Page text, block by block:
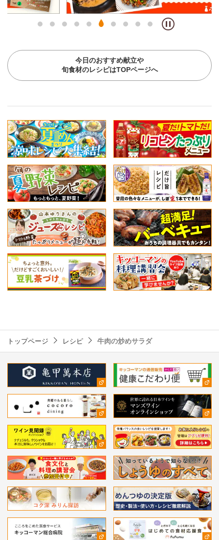
今日のおすすめ献立や
旬食材のレシピはTOPページへ
トップページ レシピ 牛肉の炒めサラダ